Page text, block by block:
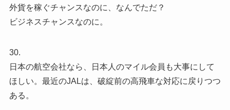
外貨を稼ぐチャンスなのに、なんでただ？
ビジネスチャンスなのに。
30.
日本の航空会社なら、日本人のマイル会員も大事にして
ほしい。最近のJALは、破綻前の高飛車な対応に戻りつつ
ある。